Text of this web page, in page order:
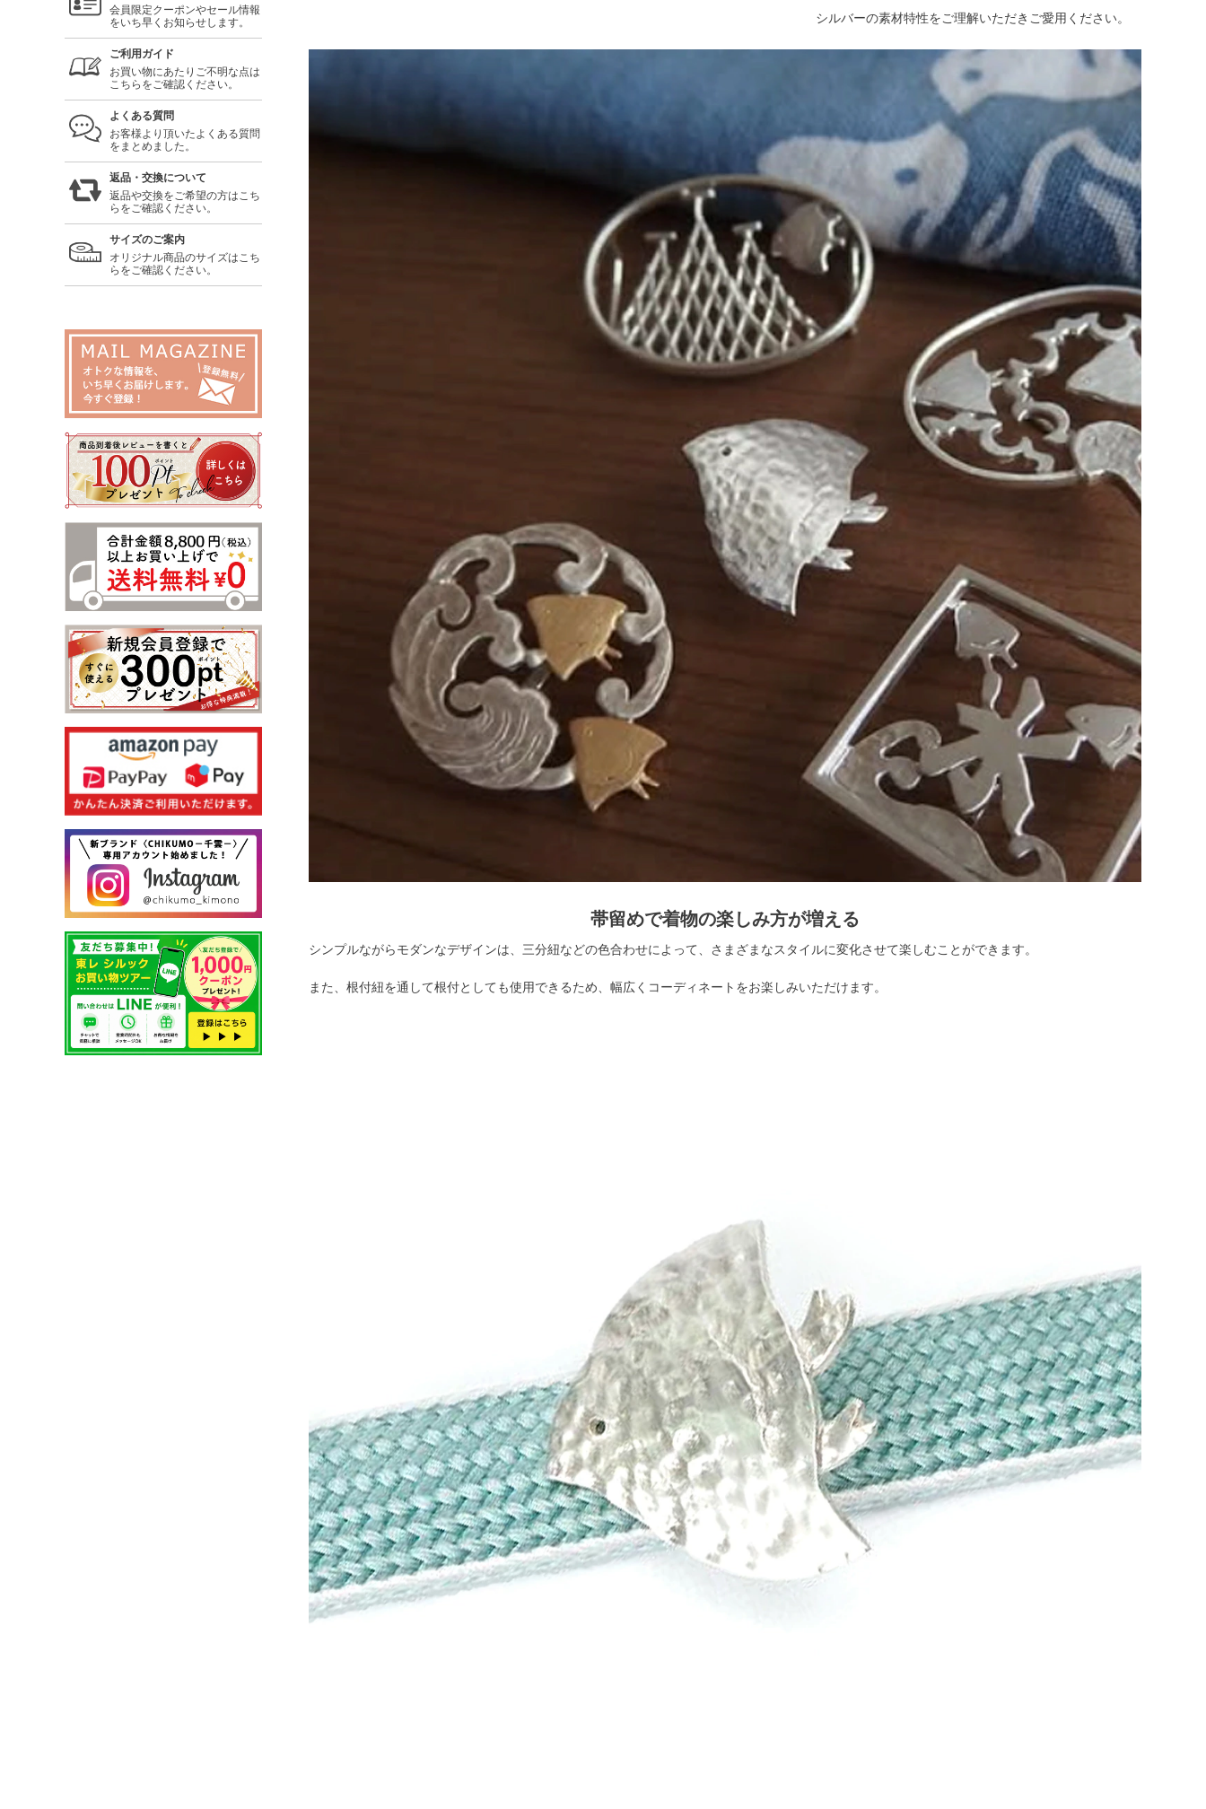
会員限定クーポンやセール情報
をいち早くお知らせします。
ご利用ガイド
お買い物にあたりご不明な点は
こちらをご確認ください。
よくある質問
お客様より頂いたよくある質問
をまとめました。
返品・交換について
返品や交換をご希望の方はこち
らをご確認ください。
サイズのご案内
オリジナル商品のサイズはこち
らをご確認ください。
シルバーの素材特性をご理解いただきご愛用ください。
帯留めで着物の楽しみ方が増える
シンプルながらモダンなデザインは、三分紐などの色合わせによって、さまざまなスタイルに変化させて楽しむことができます。
また、根付紐を通して根付としても使用できるため、幅広くコーディネートをお楽しみいただけます。